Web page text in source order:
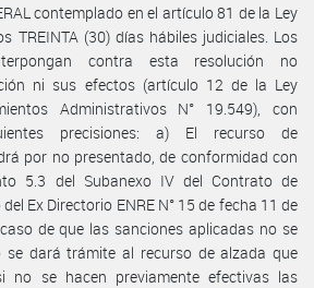
contemplado en el artículo 81 de la Ley
TREINTA (30) días hábiles judiciales. Los
contra esta resolución no
ni sus efectos (artículo 12 de la Ley
Administrativos N° 19.549), con
precisiones: a) El recurso de
por no presentado, de conformidad con
5.3 del Subanexo IV del Contrato de
Ex Directorio ENRE N° 15 de fecha 11 de
de que las sanciones aplicadas no se
se dará trámite al recurso de alzada que
no se hacen previamente efectivas las